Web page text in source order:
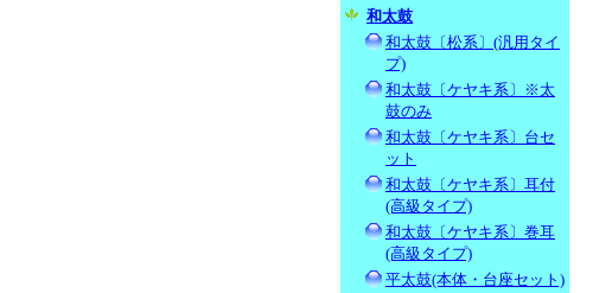
和太鼓
和太鼓〔松系〕(汎用タイ
プ)
和太鼓〔ケヤキ系〕※太
鼓のみ
和太鼓〔ケヤキ系〕台セ
ット
和太鼓〔ケヤキ系〕耳付
(高級タイプ)
和太鼓〔ケヤキ系〕巻耳
(高級タイプ)
平太鼓(本体・台座セット)